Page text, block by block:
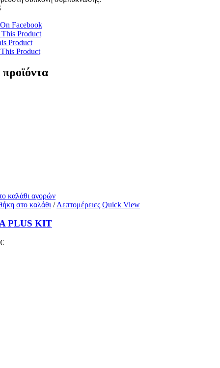
Facebook
Product
Product
Product
καλάθι αγορών
στο καλάθι / Λεπτομέρειες Quick View
PLUS KIT
€